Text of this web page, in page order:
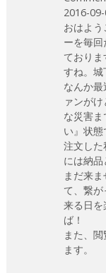
2016-
おはよ
ーを毎
ており
すね。城
なんか
ァンが
な災害
い』状態
注文した
には納
まだ来
て、繋が
来る日
ば！
また、
ます。